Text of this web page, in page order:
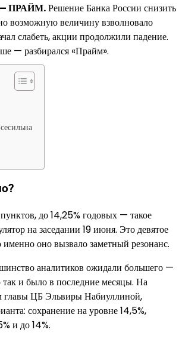
ПРАЙМ.Решение Банка России снизить
возможную величину взволновало
слабеть, акции продолжили падение.
— разбирался «Прайм».
до 14,25% годовых — такое
на заседании 19 июня. Это девятое
оно вызвало заметный резонанс.
аналитиков ожидали большего —
и было в последние месяцы. На
главы ЦБ Эльвиры Набиуллиной,
сохранение на уровне 14,5%,
и до 14%.